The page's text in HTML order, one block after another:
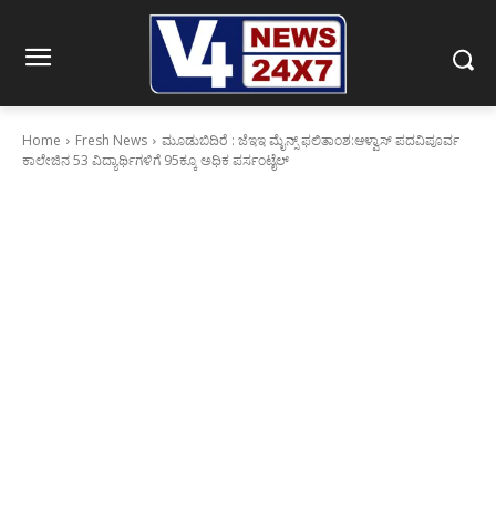
Home Fresh News
ಮೂಡುಬಿದಿರೆ : ಜೆಇಇ ಮೈನ್ಸ್ ಫಲಿತಾಂಶ:ಆಳ್ವಾಸ್ ಪದವಿಪೂರ್ವ
ಕಾಲೇಜಿನ 53 ವಿದ್ಯಾರ್ಥಿಗಳಿಗೆ 95ಕ್ಕೂ ಅಧಿಕ ಪರ್ಸಂಟೈಲ್